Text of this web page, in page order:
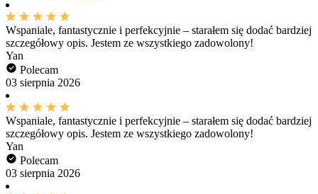
Wspaniale, fantastycznie i perfekcyjnie – starałem się dodać bardziej
szczegółowy opis. Jestem ze wszystkiego zadowolony!
Yan
Polecam
03 sierpnia 2026
Wspaniale, fantastycznie i perfekcyjnie – starałem się dodać bardziej
szczegółowy opis. Jestem ze wszystkiego zadowolony!
Yan
Polecam
03 sierpnia 2026